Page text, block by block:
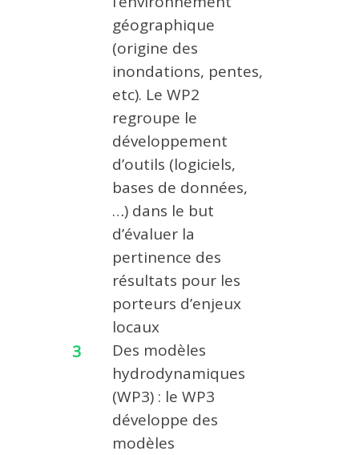
géographique
(origine des
inondations, pentes,
etc). Le WP2
regroupe le
développement
d’outils (logiciels,
bases de données,
…) dans le but
d’évaluer la
pertinence des
résultats pour les
porteurs d’enjeux
locaux
Des modèles
hydrodynamiques
(WP3) : le WP3
développe des
modèles